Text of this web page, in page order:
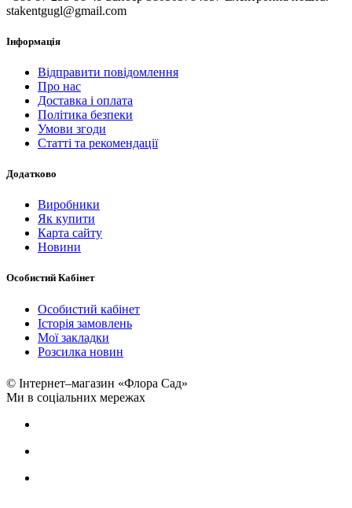
stakentgugl@gmail.com
Інформація
Відправити повідомлення
Про нас
Доставка і оплата
Політика безпеки
Умови згоди
Статті та рекомендації
Додатково
Виробники
Як купити
Карта сайту
Новини
Особистий Кабінет
Особистий кабінет
Історія замовлень
Мої закладки
Розсилка новин
© Інтернет–магазин «Флора Сад»
Ми в соціальних мережах